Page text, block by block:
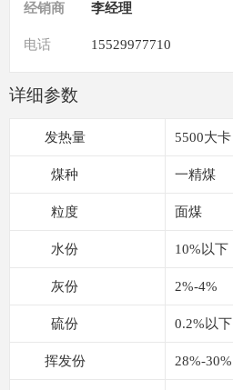
经销商 李经理
电话 15529977710
详细参数
发热量 5500大卡
煤种 一精煤
粒度 面煤
水份 10%以下
灰份 2%-4%
硫份 0.2%以下
挥发份 28%-30%